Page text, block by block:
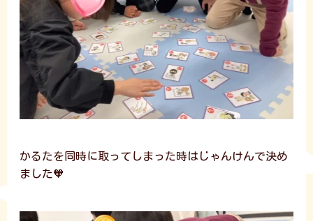
かるたを同時に取ってしまった時はじゃんけんで決め
ました🧡